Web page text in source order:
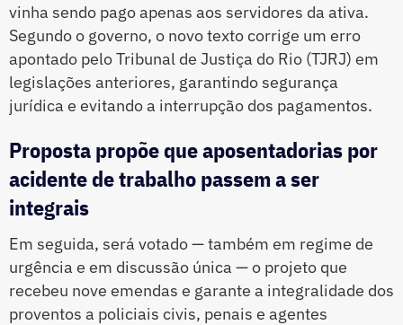
vinha sendo pago apenas aos servidores da ativa.
Segundo o governo, o novo texto corrige um erro
apontado pelo Tribunal de Justiça do Rio (TJRJ) em
legislações anteriores, garantindo segurança
jurídica e evitando a interrupção dos pagamentos.
Proposta propõe que aposentadorias por
acidente de trabalho passem a ser
integrais
Em seguida, será votado — também em regime de
urgência e em discussão única — o projeto que
recebeu nove emendas e garante a integralidade dos
proventos a policiais civis, penais e agentes